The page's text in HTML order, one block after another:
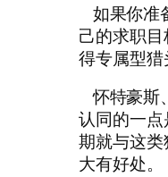
如果你准
己的求职
得专属型猎
怀特豪斯
认同的一
期就与这
大有好处。